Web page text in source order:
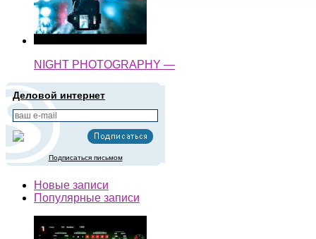
NIGHT PHOTOGRAPHY —
Деловой интернет
Подписаться письмом
Новые записи
Популярные записи